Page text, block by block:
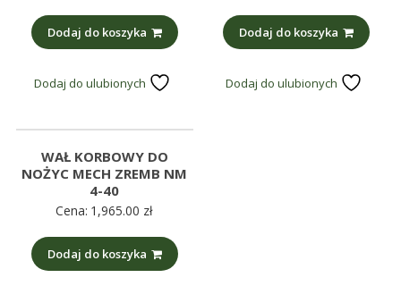
betoniarek,
maszyn
także
zamienne.
Dodaj do koszyka
Dodaj do ulubionych
Dodaj do koszyka
Dodaj do ulubionych
WAŁ KORBOWY DO
NOŻYC MECH ZREMB NM
4-40
Cena: 1,965.00 zł
Dodaj do koszyka